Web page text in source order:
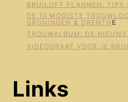
BRUILOFT PLANNEN: TIPS
DE 10 MOOISTE
GRONINGEN & DRENTH E
TROUWALBUM: DE
VIDEOGRAAF VOOR JE
Links